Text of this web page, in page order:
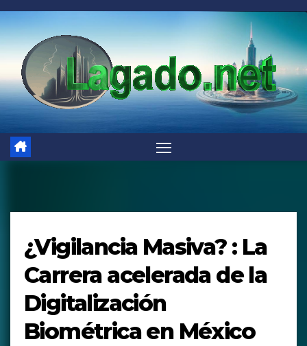
Saltar
al
contenido
¿Vigilancia Masiva? : La
Carrera acelerada de la
Digitalización
Biométrica en México